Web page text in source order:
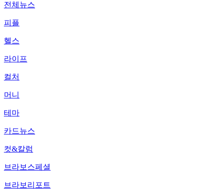
전체뉴스
피플
헬스
라이프
컬처
머니
테마
카드뉴스
컷&칼럼
브라보스페셜
브라보리포트